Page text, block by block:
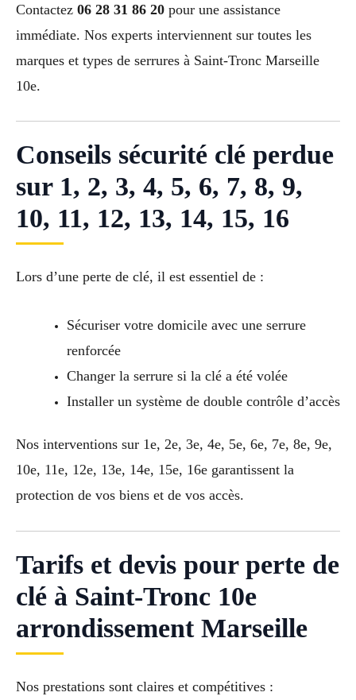
Contactez 06 28 31 86 20 pour une assistance
immédiate. Nos experts interviennent sur toutes les
marques et types de serrures à Saint-Tronc Marseille
10e.
Conseils sécurité clé perdue
sur 1, 2, 3, 4, 5, 6, 7, 8, 9,
10, 11, 12, 13, 14, 15, 16
Lors d’une perte de clé, il est essentiel de :
Sécuriser votre domicile avec une serrure
renforcée
Changer la serrure si la clé a été volée
Installer un système de double contrôle d’accès
Nos interventions sur 1e, 2e, 3e, 4e, 5e, 6e, 7e, 8e, 9e,
10e, 11e, 12e, 13e, 14e, 15e, 16e garantissent la
protection de vos biens et de vos accès.
Tarifs et devis pour perte de
clé à Saint-Tronc 10e
arrondissement Marseille
Nos prestations sont claires et compétitives :